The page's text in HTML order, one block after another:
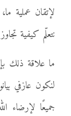
لإتقان عملية
نتعلّم كيفية
ما علاقة ذلك
لنكون عازفي
جميعًا لإرضاء